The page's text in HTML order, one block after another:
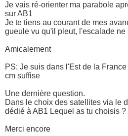
Je vais ré-orienter ma parabole
sur AB1
Je te tiens au courant de mes
gueule vu qu'il pleut, l'escalade ne
Amicalement
PS: Je suis dans l'Est de la
cm suffise
Une dernière question.
Dans le choix des satellites via le
dédié à AB1 Lequel as tu choisis ?
Merci encore